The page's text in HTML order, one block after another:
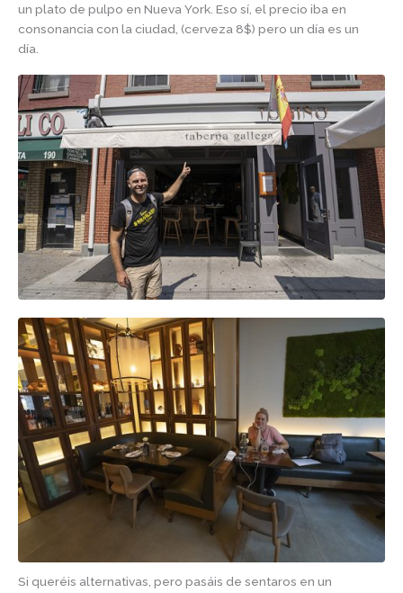
un plato de pulpo en Nueva York. Eso sí, el precio iba en
consonancia con la ciudad, (cerveza 8$) pero un día es un
día.
Si queréis alternativas, pero pasáis de sentaros en un